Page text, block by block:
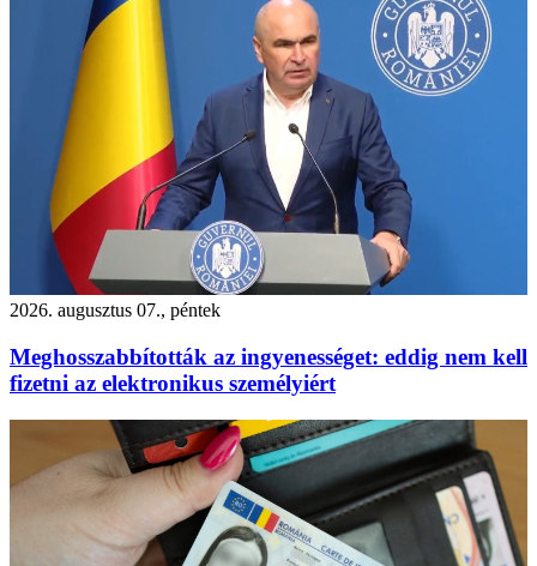
2026. augusztus 07., péntek
Meghosszabbították az ingyenességet: eddig nem kell
fizetni az elektronikus személyiért